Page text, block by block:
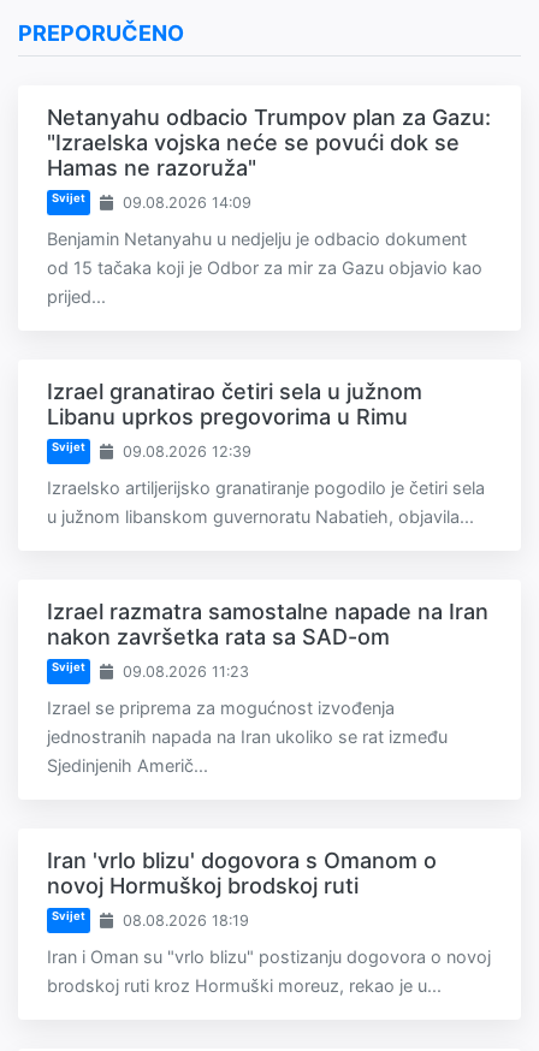
PREPORUČENO
Netanyahu odbacio Trumpov plan za Gazu:
"Izraelska vojska neće se povući dok se
Hamas ne razoruža"
Svijet 09.08.2026 14:09
Benjamin Netanyahu u nedjelju je odbacio dokument
od 15 tačaka koji je Odbor za mir za Gazu objavio kao
prijed...
Izrael granatirao četiri sela u južnom
Libanu uprkos pregovorima u Rimu
Svijet 09.08.2026 12:39
Izraelsko artiljerijsko granatiranje pogodilo je četiri sela
u južnom libanskom guvernoratu Nabatieh, objavila...
Izrael razmatra samostalne napade na Iran
nakon završetka rata sa SAD-om
Svijet 09.08.2026 11:23
Izrael se priprema za mogućnost izvođenja
jednostranih napada na Iran ukoliko se rat između
Sjedinjenih Američ...
Iran 'vrlo blizu' dogovora s Omanom o
novoj Hormuškoj brodskoj ruti
Svijet 08.08.2026 18:19
Iran i Oman su "vrlo blizu" postizanju dogovora o novoj
brodskoj ruti kroz Hormuški moreuz, rekao je u...